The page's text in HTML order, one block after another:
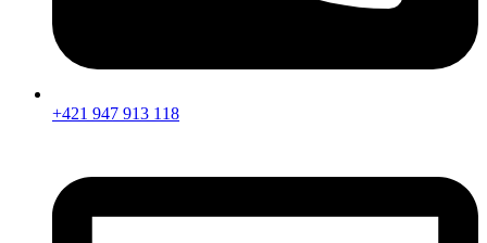
+421 947 913 118